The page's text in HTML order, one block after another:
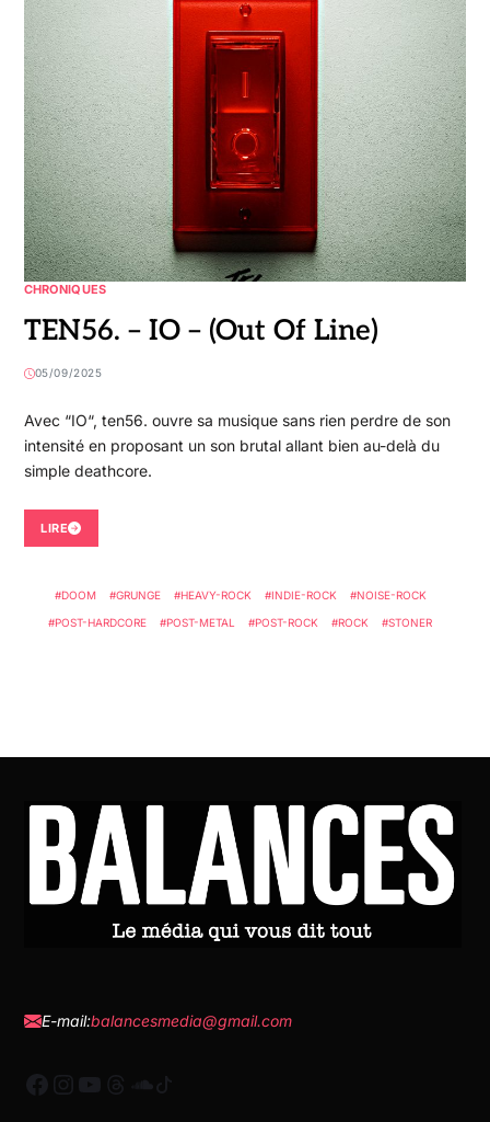
CHRONIQUES
TEN56. – IO – (Out Of Line)
05/09/2025
Avec “IO“, ten56. ouvre sa musique sans rien perdre de son
intensité en proposant un son brutal allant bien au-delà du
simple deathcore.
LIRE
DOOM GRUNGE HEAVY-ROCK INDIE-ROCK NOISE-ROCK
POST-HARDCORE POST-METAL POST-ROCK ROCK STONER
E-mail:balancesmedia@gmail.com